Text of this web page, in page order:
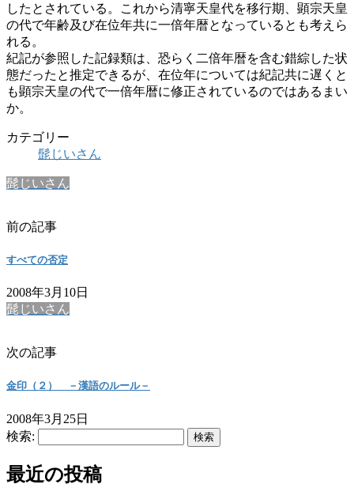
したとされている。これから清寧天皇代を移行期、顕宗天皇
の代で年齢及び在位年共に一倍年暦となっているとも考えら
れる。
紀記が参照した記録類は、恐らく二倍年暦を含む錯綜した状
態だったと推定できるが、在位年については紀記共に遅くと
も顕宗天皇の代で一倍年暦に修正されているのではあるまい
か。
カテゴリー
髭じいさん
髭じいさん
前の記事
すべての否定
2008年3月10日
髭じいさん
次の記事
金印（２） －漢語のルール－
2008年3月25日
検索:
最近の投稿